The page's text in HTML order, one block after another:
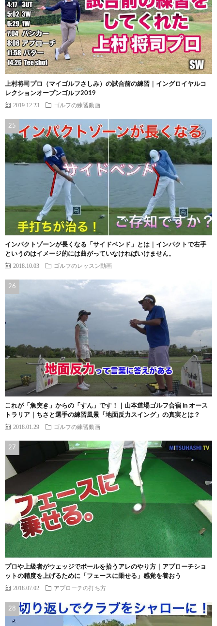
上村将司プロ（マイゴルフさしみ）の試合前の練習｜イングロイヤルコ
レクションオープンゴルフ2019
2019.12.23 ゴルフの練習動画
インパクトゾーンが長くなる「サイドベンド」とは｜インパクトで右手
というのはイメージ的には曲がっていなければいけません。
2018.10.03 ゴルフのレッスン動画
これが「魚突き」からの「すん」です！｜山本道場ゴルフ合宿 in オース
トラリア｜ちさと選手の練習風景「地面反力スイング」の真実とは？
2018.01.29 ゴルフの練習動画
プロや上級者がウェッジでボールを拾うアレのやり方｜アプローチショ
ットの精度を上げるために「フェースに乗せる」感覚を養おう
2018.07.02 アプローチの打ち方